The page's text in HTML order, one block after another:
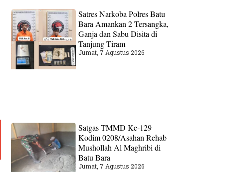
Satres Narkoba Polres Batu
Bara Amankan 2 Tersangka,
Ganja dan Sabu Disita di
Tanjung Tiram
Jumat, 7 Agustus 2026
Satgas TMMD Ke-129
Kodim 0208/Asahan Rehab
Mushollah Al Maghribi di
Batu Bara
Jumat, 7 Agustus 2026